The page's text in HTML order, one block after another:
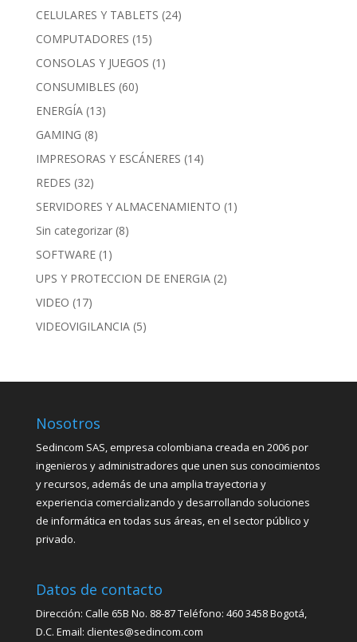
CELULARES Y TABLETS (24)
COMPUTADORES (15)
CONSOLAS Y JUEGOS (1)
CONSUMIBLES (60)
ENERGÍA (13)
GAMING (8)
IMPRESORAS Y ESCÁNERES (14)
REDES (32)
SERVIDORES Y ALMACENAMIENTO (1)
Sin categorizar (8)
SOFTWARE (1)
UPS Y PROTECCION DE ENERGIA (2)
VIDEO (17)
VIDEOVIGILANCIA (5)
Nosotros
Sedincom SAS, empresa colombiana creada en 2006 por
ingenieros y administradores que unen sus conocimientos
y recursos, además de una amplia trayectoria y
experiencia comercializando y desarrollando soluciones
de informática en todas sus áreas, en el sector público y
privado.
Datos de contacto
Dirección: Calle 65B No. 88-87 Teléfono: 460 3458 Bogotá,
D.C. Email: clientes@sedincom.com